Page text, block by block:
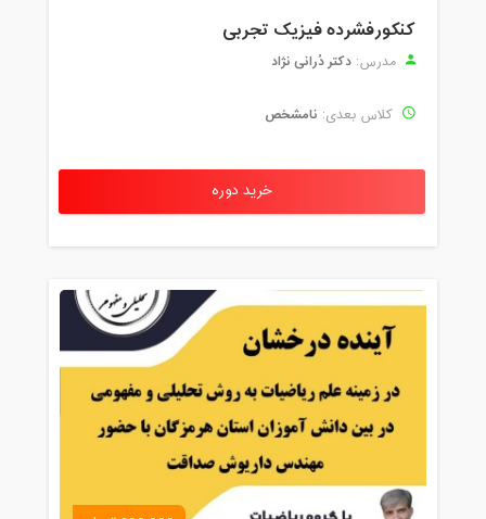
کنکورفشرده فیزیک تجربی
مدرس: دکتر دُرانی نژاد
کلاس بعدی: نامشخص
خرید دوره